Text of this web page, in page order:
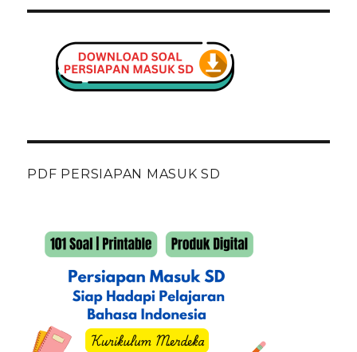
PDF PERSIAPAN MASUK SD